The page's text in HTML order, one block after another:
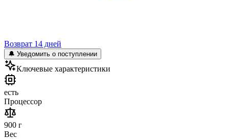
Возврат 14 дней
🔔 Уведомить о поступлении
Ключевые характеристики
есть
Процессор
900 г
Вес